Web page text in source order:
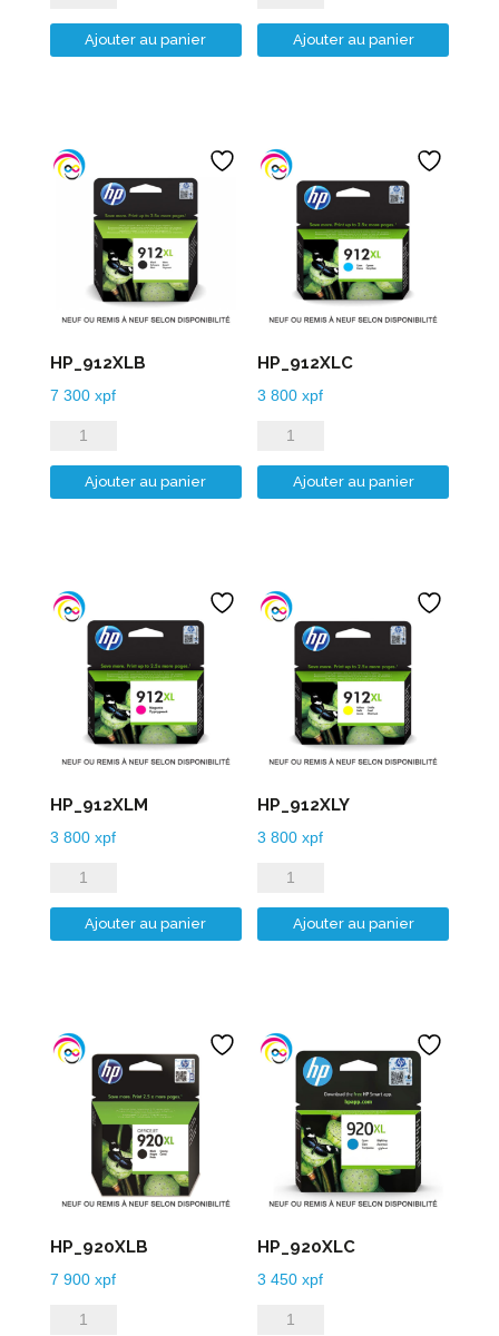
de
HP_903XLB
Ajouter au panier
de
HP_903XLY
Ajouter au panier
HP_912XLB
7 300 xpf
quantité
de
HP_912XLB
Ajouter au panier
HP_912XLC
3 800xpf
quantité
de
HP_912XLC
Ajouter au panier
HP_912XLM
3 800 xpf
quantité
de
HP_912XLM
Ajouter au panier
HP_912XLY
3 800xpf
quantité
de
HP_912XLY
Ajouter au panier
HP_920XLB
7 900 xpf
quantité
HP_920XLC
3 450xpf
quantité